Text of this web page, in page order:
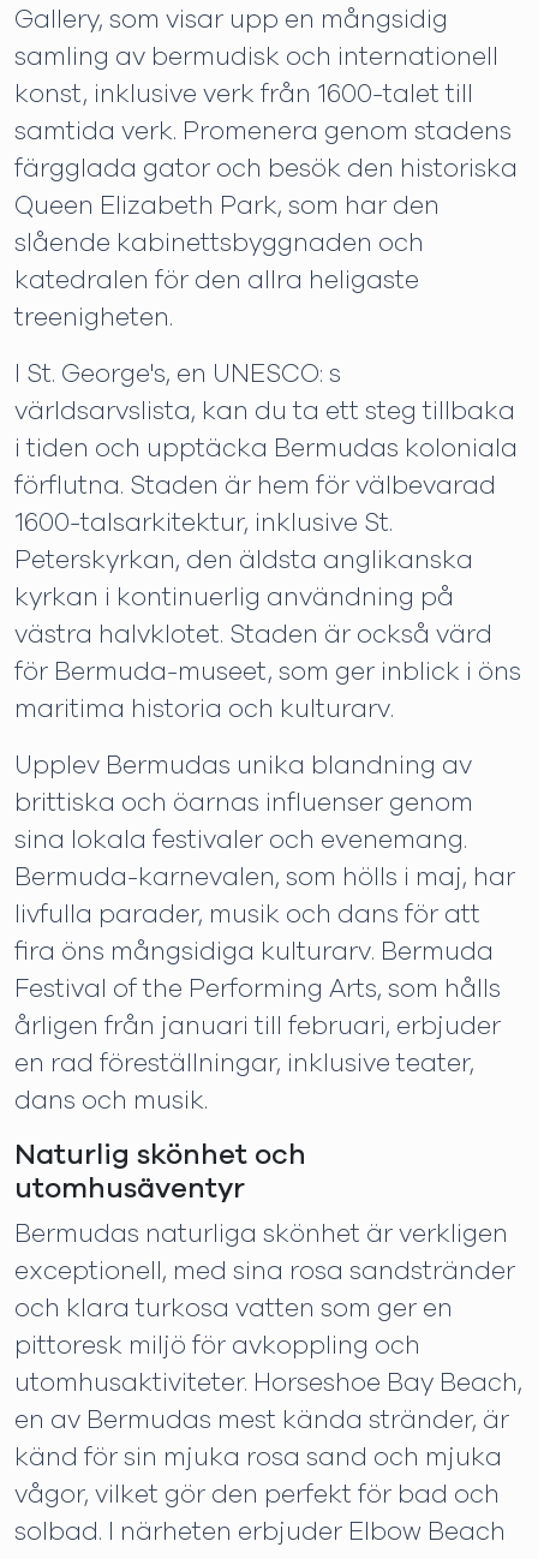
Gallery, som visar upp en mångsidig
samling av bermudisk och internationell
konst, inklusive verk från 1600-talet till
samtida verk. Promenera genom stadens
färgglada gator och besök den historiska
Queen Elizabeth Park, som har den
slående kabinettsbyggnaden och
katedralen för den allra heligaste
treenigheten.
I St. George's, en UNESCO: s
världsarvslista, kan du ta ett steg tillbaka
i tiden och upptäcka Bermudas koloniala
förflutna. Staden är hem för välbevarad
1600-talsarkitektur, inklusive St.
Peterskyrkan, den äldsta anglikanska
kyrkan i kontinuerlig användning på
västra halvklotet. Staden är också värd
för Bermuda-museet, som ger inblick i öns
maritima historia och kulturarv.
Upplev Bermudas unika blandning av
brittiska och öarnas influenser genom
sina lokala festivaler och evenemang.
Bermuda-karnevalen, som hölls i maj, har
livfulla parader, musik och dans för att
fira öns mångsidiga kulturarv. Bermuda
Festival of the Performing Arts, som hålls
årligen från januari till februari, erbjuder
en rad föreställningar, inklusive teater,
dans och musik.
Naturlig skönhet och
utomhusäventyr
Bermudas naturliga skönhet är verkligen
exceptionell, med sina rosa sandstränder
och klara turkosa vatten som ger en
pittoresk miljö för avkoppling och
utomhusaktiviteter. Horseshoe Bay Beach,
en av Bermudas mest kända stränder, är
känd för sin mjuka rosa sand och mjuka
vågor, vilket gör den perfekt för bad och
solbad. I närheten erbjuder Elbow Beach